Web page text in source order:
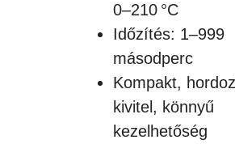
0–210 °C
Időzítés: 1–999
másodperc
Kompakt,
kivitel, könnyű
kezelhetőség